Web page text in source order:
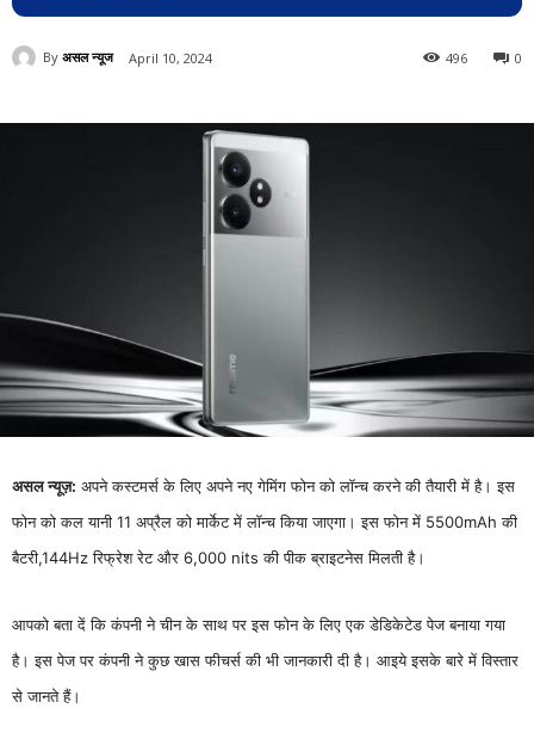
By असल न्यूज April 10, 2024 0
496
असल न्यूज़: अपने कस्टमर्स के लिए अपने नए गेमिंग फोन को लॉन्च करने की तैयारी में है। इस
फोन को कल यानी 11 अप्रैल को मार्केट में लॉन्च किया जाएगा। इस फोन में 5500mAh की
बैटरी,144Hz रिफ्रेश रेट और 6,000 nits की पीक ब्राइटनेस मिलती है।
आपको बता दें कि कंपनी ने चीन के साथ पर इस फोन के लिए एक डेडिकेटेड पेज बनाया गया
है। इस पेज पर कंपनी ने कुछ खास फीचर्स की भी जानकारी दी है। आइये इसके बारे में विस्तार
से जानते हैं।